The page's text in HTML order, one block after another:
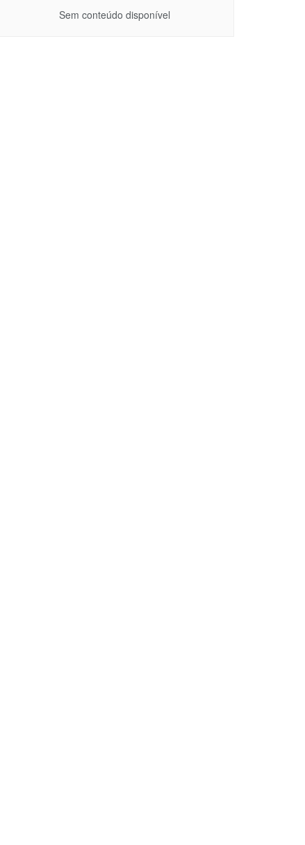
Sem conteúdo disponível